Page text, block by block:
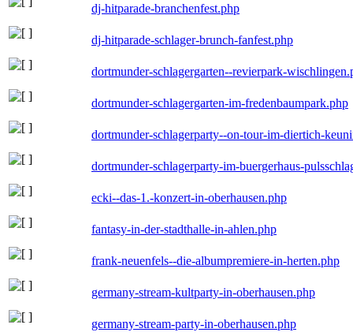
dj-hitparade-branchenfest.php
dj-hitparade-schlager-brunch-fanfest.php
dortmunder-schlagergarten--revierpark-
dortmunder-schlagergarten-im-fredenbaumpark.php
dortmunder-schlagerparty--on-tour-im-diertich-
dortmunder-schlagerparty-im-buergerhaus-
ecki--das-1.-konzert-in-oberhausen.php
fantasy-in-der-stadthalle-in-ahlen.php
frank-neuenfels--die-albumpremiere-in-herten.php
germany-stream-kultparty-in-oberhausen.php
germany-stream-party-in-oberhausen.php